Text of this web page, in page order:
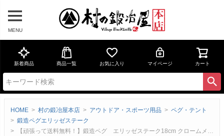
MENU
新着商品 商品一覧 お気に入り マイページ カート
HOME 村の鍛冶屋本店 アウトドア・スポーツ用品
ペグ・テント
鍛造ペグエリッゼステーク
【頑張って送料無料！】鍛造ペグ エリッゼステーク18cm クロームメッキ塗装 4本セット MK-180C×4本 クロームメッキ シルバー インナーテントやレジャーシートの固定に便利！ デザインコンペでIDS賞受賞 ネコポスのため日時指定不可 エリステ